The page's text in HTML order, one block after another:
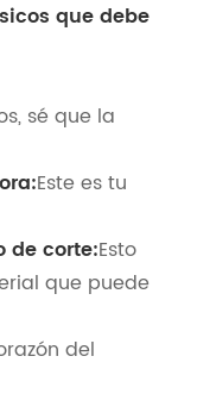
que debe
sé que la
Este es tu
de corte:Esto
que puede
del